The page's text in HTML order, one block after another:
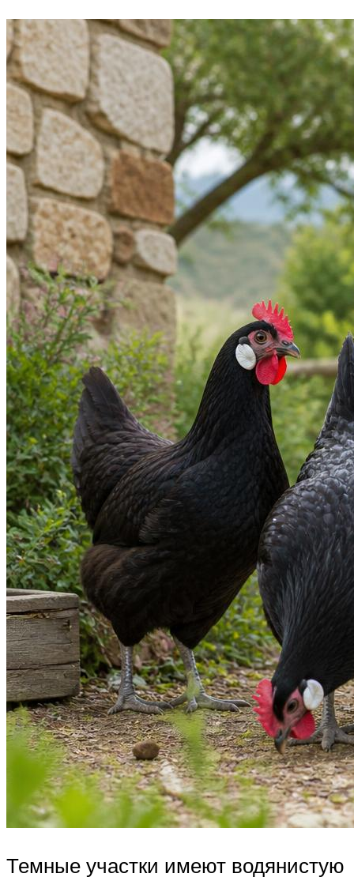
Темные участки имеют водянистую